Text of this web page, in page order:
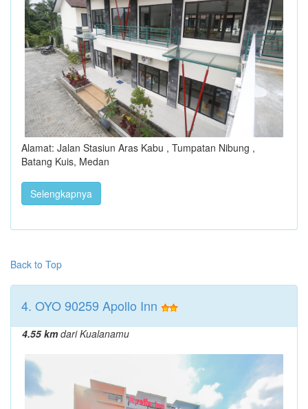
Alamat: Jalan Stasiun Aras Kabu , Tumpatan Nibung ,
Batang Kuis, Medan
Selengkapnya
Back to Top
4. OYO 90259 Apollo Inn
4.55 kmdari Kualanamu